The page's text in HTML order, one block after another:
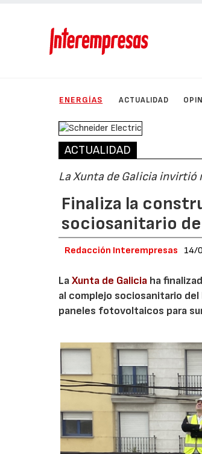
ENERGÍAS ACTUALIDAD
ACTUALIDAD
La Xunta de Galicia invirtió
Finaliza la
sociosanitario
Redacción Interempresas 14/
LaXunta de Galicia ha
al complejo sociosanitario
paneles fotovoltaicos para